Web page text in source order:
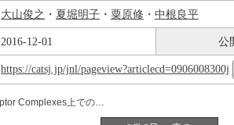
大山俊之 ・ 夏堀明子 ・ 粟原修 ・ 中根良平
2016-12-01 公
https://catsj.jp/jnl/pageview?articlecd=0906008300j
Electron Donor-Acceptor Complexes上でのオレフィンおよびアセチレン化合物の選択水素化反応